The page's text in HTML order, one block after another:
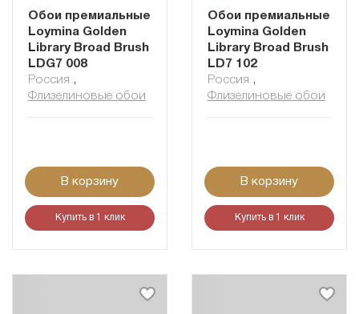
Обои премиальные
Loymina Golden
Library Broad Brush
LDG7 008
Россия ,
Флизелиновые обои
В корзину
Купить в 1 клик
Обои премиальные
Loymina Golden
Library Broad Brush
LD7 102
Россия ,
Флизелиновые обои
В корзину
Купить в 1 клик